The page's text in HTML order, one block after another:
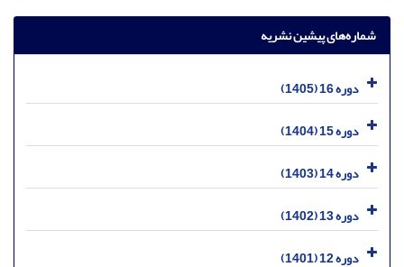
شماره‌های پیشین نشریه
دوره 16 (1405)
دوره 15 (1404)
دوره 14 (1403)
دوره 13 (1402)
دوره 12 (1401)